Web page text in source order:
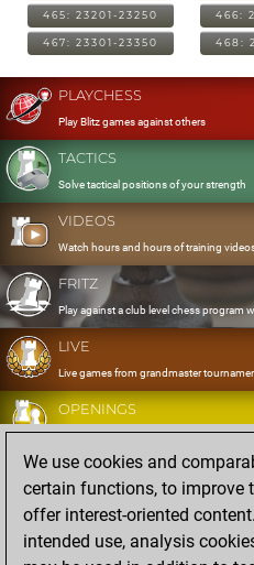
465: 23201-23250 466:
467: 23301-23350 468:
PLAYCHESS
Play Blitz games against others
TACTICS
Solve tactical positions of your strength
VIDEOS
Watch hours and hours of training
FRITZ
Play against a club level chess program
LIVE
Live games from grandmaster
OPENINGS
Develop and exercise your openings
DATABASE
Eight million strong games
MYGAMES
Store and analyse your own games in
We use cookies and
certain functions, to improve
offer interest-oriented
intended use, analysis